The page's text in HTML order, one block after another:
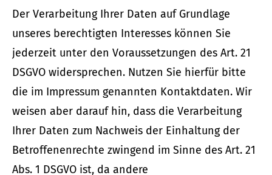
Der Verarbeitung Ihrer Daten auf Grundlage
unseres berechtigten Interesses können Sie
jederzeit unter den Voraussetzungen des Art. 21
DSGVO widersprechen. Nutzen Sie hierfür bitte
die im Impressum genannten Kontaktdaten. Wir
weisen aber darauf hin, dass die Verarbeitung
Ihrer Daten zum Nachweis der Einhaltung der
Betroffenenrechte zwingend im Sinne des Art. 21
Abs. 1 DSGVO ist, da andere